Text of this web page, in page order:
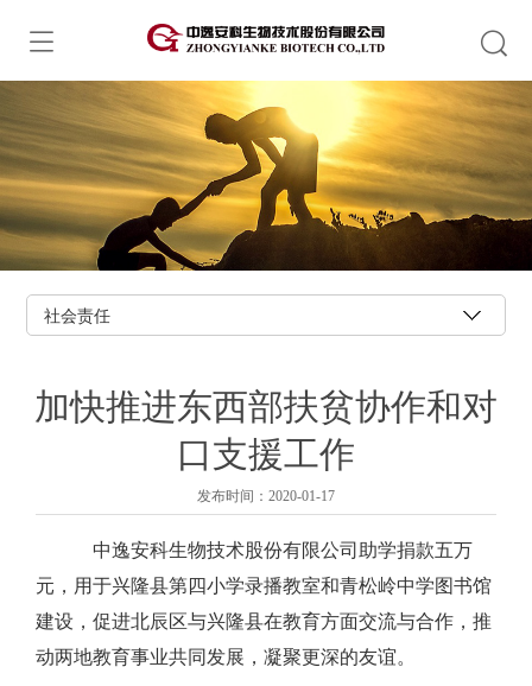
社会责任
加快推进东西部扶贫协作和对
口支援工作
发布时间：2020-01-17
中逸安科生物技术股份有限公司助学捐款五万
元，用于兴隆县第四小学录播教室和青松岭中学图书馆
建设，促进北辰区与兴隆县在教育方面交流与合作，推
动两地教育事业共同发展，凝聚更深的友谊。